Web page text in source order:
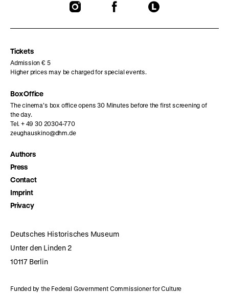
To
To
To
Tickets
Admission € 5
Higher prices may be charged for special events.
Box Office
The cinema’s box office opens 30 Minutes before the first screening of
the day.
Tel. + 49 30 20304-770
zeughauskino@dhm.de
Authors
Press
Contact
Imprint
Privacy
Deutsches Historisches Museum
Unter den Linden 2
10117 Berlin
Funded by the Federal Government Commissioner for Culture